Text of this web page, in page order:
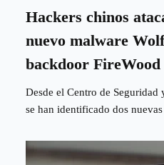
Hackers chinos
nuevo malware
backdoor FireWood
Desde el Centro de
se han identificado dos nuevas